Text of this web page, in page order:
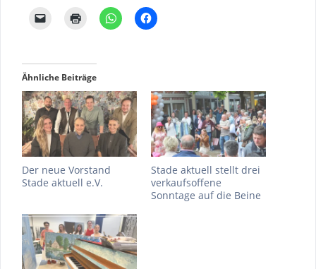
Ähnliche Beiträge
Der neue Vorstand
Stade aktuell e.V.
Stade aktuell stellt drei
verkaufsoffene
Sonntage auf die Beine